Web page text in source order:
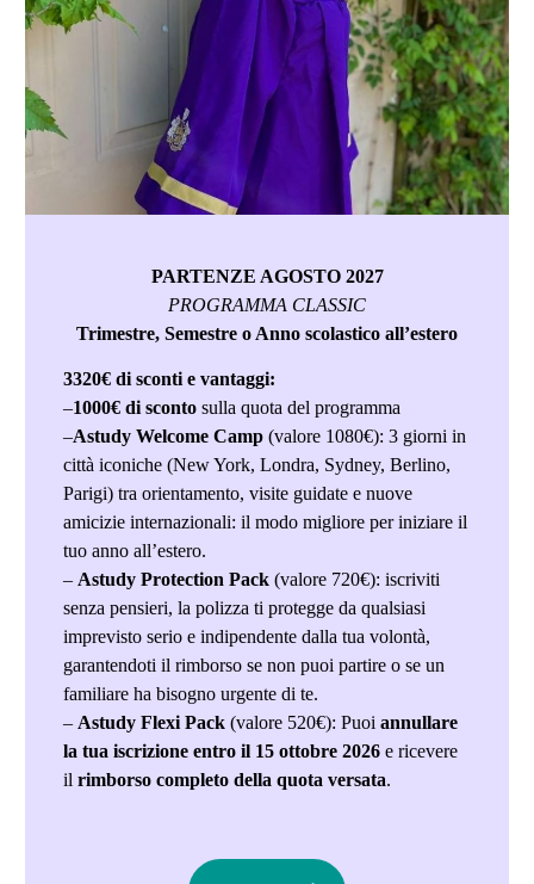
PARTENZE AGOSTO 2027
PROGRAMMA CLASSIC
Trimestre, Semestre o Anno scolastico all’estero
3320€ di sconti e vantaggi:
–1000€ di sconto sulla quota del programma
–Astudy Welcome Camp (valore 1080€): 3 giorni in
città iconiche (New York, Londra, Sydney, Berlino,
Parigi) tra orientamento, visite guidate e nuove
amicizie internazionali: il modo migliore per iniziare il
tuo anno all’estero.
– Astudy Protection Pack (valore 720€): iscriviti
senza pensieri, la polizza ti protegge da qualsiasi
imprevisto serio e indipendente dalla tua volontà,
garantendoti il rimborso se non puoi partire o se un
familiare ha bisogno urgente di te.
– Astudy Flexi Pack (valore 520€): Puoiannullare
la tua iscrizione entro il 15 ottobre 2026e ricevere
ilrimborso completo della quota versata.